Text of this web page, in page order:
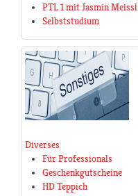
PTL 1 mit Jasmin Meissl
Selbststudium
Diverses
Für Professionals
Geschenkgutscheine
HD Teppich